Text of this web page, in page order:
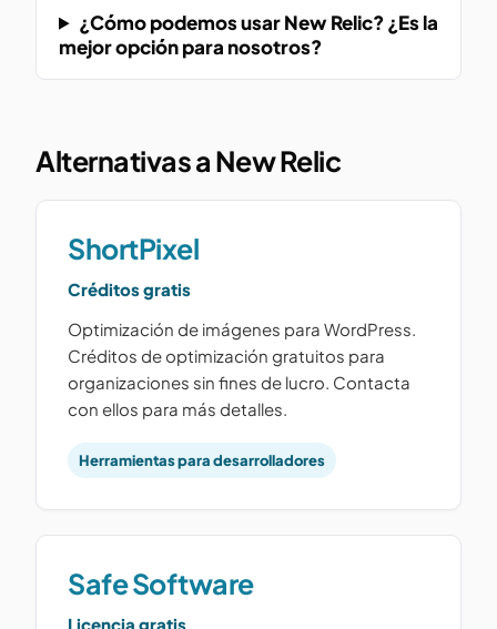
¿Cómo podemos usar New Relic? ¿Es la
mejor opción para nosotros?
Alternativas a New Relic
ShortPixel
Créditos gratis
Optimización de imágenes para WordPress.
Créditos de optimización gratuitos para
organizaciones sin fines de lucro. Contacta
con ellos para más detalles.
Herramientas para desarrolladores
Safe Software
Licencia gratis